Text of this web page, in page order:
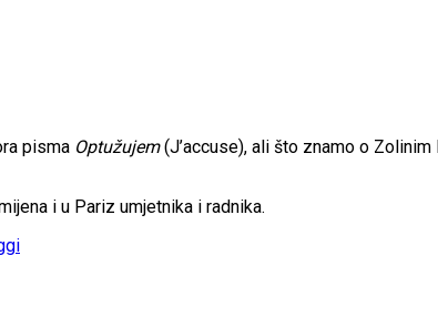
pisma Optužujem(J’accuse), ali što znamo o
i u Pariz umjetnika i radnika.